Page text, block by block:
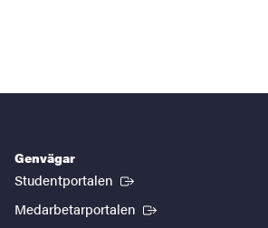
Genvägar
Studentportalen (Extern länk)
Medarbetarportalen (Extern länk)